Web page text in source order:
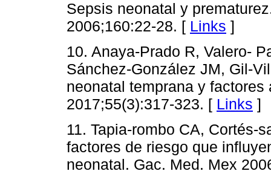
Sepsis neonatal y
2006;160:22-28. [ Links ]
10. Anaya-Prado R, Valero-
Sánchez-González JM, Gil-
neonatal temprana y
2017;55(3):317-323. [ Links ]
11. Tapia-rombo CA, Cortés-
factores de riesgo que
neonatal. Gac. Med. Mex